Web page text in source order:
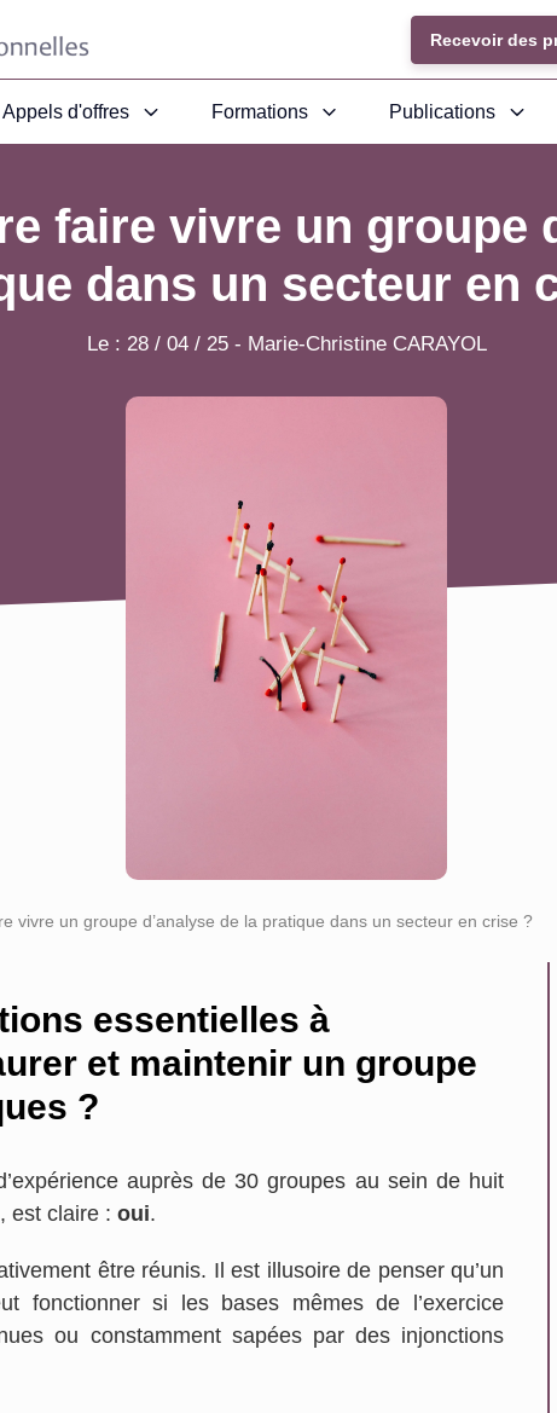
Recevoir des
Appels d'offres Formations Publications
faire vivre un groupe
dans un secteur en
Le : 28 / 04 / 25- Marie-Christine CARAYOL
vivre un groupe d’analyse de la pratique dans un secteur en crise ?
essentielles à
et maintenir un groupe
?
auprès de 30 groupes au sein de huit
est claire : oui.
être réunis. Il est illusoire de penser qu’un
fonctionner si les bases mêmes de l’exercice
ou constamment sapées par des injonctions